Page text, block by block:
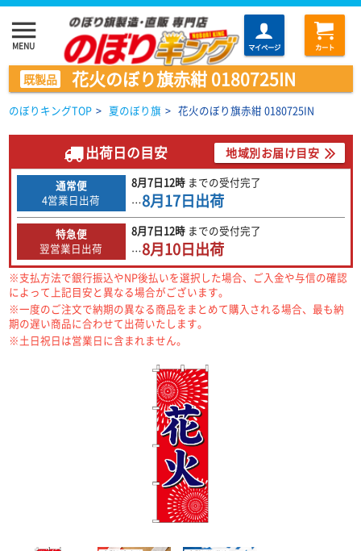
menu
MENU マイページ カート
既製品 花火のぼり旗赤紺 0180725IN
のぼりキングTOP > 夏のぼり旗 > 花火のぼり旗赤紺 0180725IN
出荷日の目安 地域別お届け目安
通常便
4営業日出荷
8月7日12時 までの受付完了
…8月17日出荷
特急便
翌営業日出荷
8月7日12時 までの受付完了
…8月10日出荷
※支払方法で銀行振込やNP後払いを選択した場合、ご入金や与信の確認
によって上記目安と異なる場合がございます。
※一度のご注文で納期の異なる商品をまとめて購入される場合、最も納
期の遅い商品に合わせて出荷いたします。
※土日祝日は営業日に含まれません。